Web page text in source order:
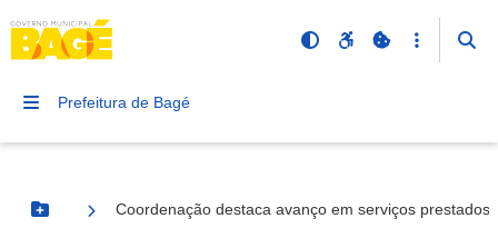
Prefeitura de Bagé
Botão Menu
Coordenação destaca avanço em serviços